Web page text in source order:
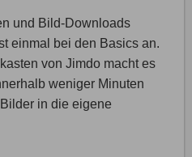
und Bild-Downloads
einmal bei den Basics an.
von Jimdo macht es
weniger Minuten
in die eigene